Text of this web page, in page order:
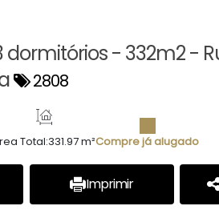
- 332m2 -
2808
Total:331.97 m²Compre já alugado
Imprimir